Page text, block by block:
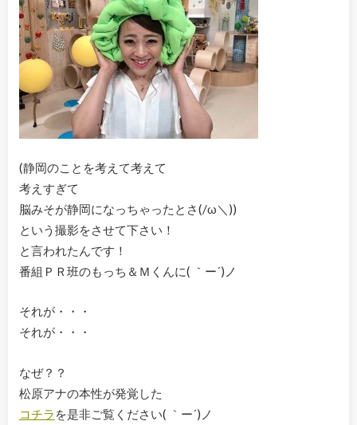
(静岡のことを考えて考えて
考えすぎて
脳みそが静岡になっちゃったとさ(/ω＼))
という撮影をさせて下さい！
と言われたんです！
番組ＰＲ班のもっち＆Ｍくんに( ｀ー´)ノ
それが・・・
それが・・・
なぜ？？
松原アナの本性が発覚した
コチラ を是非ご覧ください( ｀ー´)ノ